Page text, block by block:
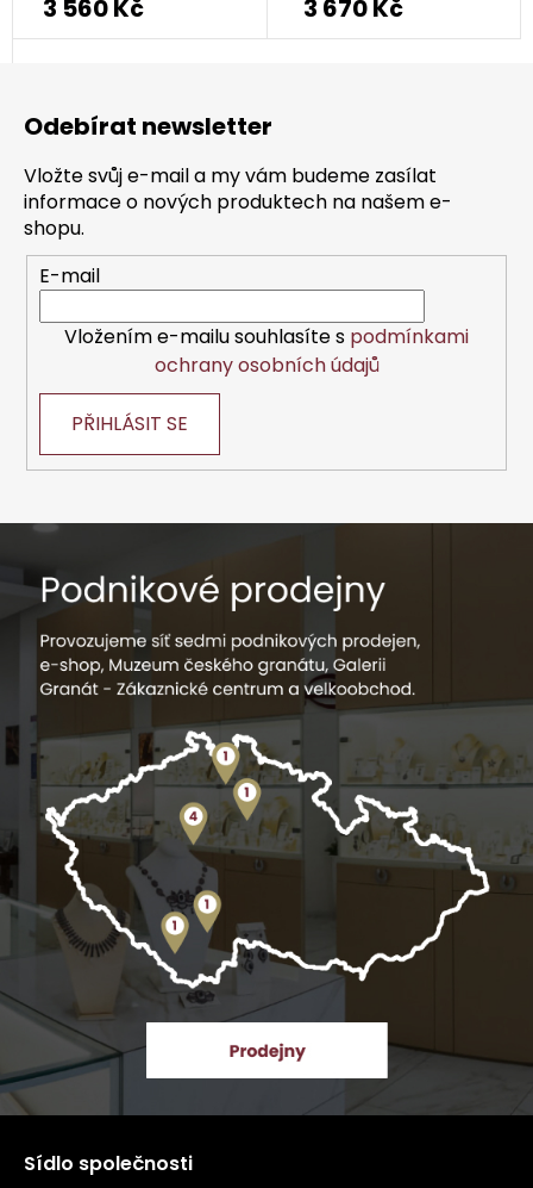
3 560 Kč 3 670 Kč
Odebírat newsletter
Vložte svůj e-mail a my vám budeme zasílat
informace o nových produktech na našem e-
shopu.
E-mail
Vložením e-mailu souhlasíte s podmínkami
ochrany osobních údajů
PŘIHLÁSIT SE
Sídlo společnosti